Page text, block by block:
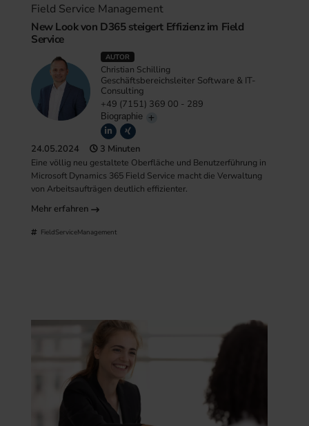
Field Service Management
New Look von D365 steigert Effizienz im Field
Service
AUTOR
Christian Schilling
Geschäftsbereichsleiter Software & IT-
Consulting
+49 (7151) 369 00 - 289
Biographie
24.05.2024 3 Minuten
Eine völlig neu gestaltete Oberfläche und Benutzerführung in
Microsoft Dynamics 365 Field Service macht die Verwaltung
von Arbeitsaufträgen deutlich effizienter.
Mehr erfahren
FieldServiceManagement